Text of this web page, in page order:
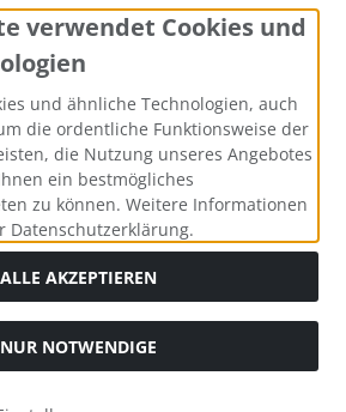
ein ✔
Pflanzen kurzfristig bzw. zum
-frischund
aller Regel denZustellungstag
per telefonischer Kurz-Info ✔
und kompetent
✔
kaufen Sieohne
sind grundsätzlichjederzeit
verwendet Cookies und
und ähnliche Technologien, auch
die ordentliche Funktionsweise der
die Nutzung unseres Angebotes
ein bestmögliches
zu können. Weitere Informationen
Datenschutzerklärung.
ALLE AKZEPTIEREN
NUR NOTWENDIGE